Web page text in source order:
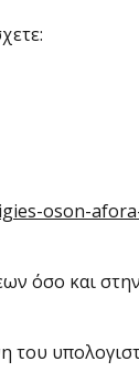
oson-
όσο και
του